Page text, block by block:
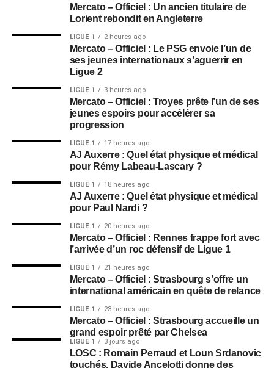
Mercato – Officiel : Un ancien titulaire de
Lorient rebondit en Angleterre
LIGUE 1 2 heures ago
Mercato – Officiel : Le PSG envoie l’un de
ses jeunes internationaux s’aguerrir en
Ligue 2
LIGUE 1 3 heures ago
Mercato – Officiel : Troyes prête l’un de ses
jeunes espoirs pour accélérer sa
progression
LIGUE 1 17 heures ago
AJ Auxerre : Quel état physique et médical
pour Rémy Labeau-Lascary ?
LIGUE 1 18 heures ago
AJ Auxerre : Quel état physique et médical
pour Paul Nardi ?
LIGUE 1 20 heures ago
Mercato – Officiel : Rennes frappe fort avec
l’arrivée d’un roc défensif de Ligue 1
LIGUE 1 21 heures ago
Mercato – Officiel : Strasbourg s’offre un
international américain en quête de relance
LIGUE 1 23 heures ago
Mercato – Officiel : Strasbourg accueille un
grand espoir prêté par Chelsea
LIGUE 1 3 jours ago
LOSC : Romain Perraud et Loun Srdanovic
touchés, Davide Ancelotti donne des